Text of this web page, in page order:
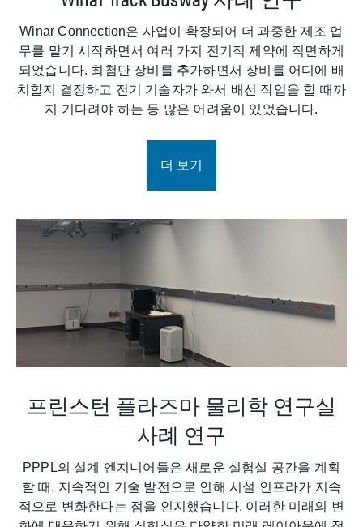
Winar Connection은 사업이 확장되어 더 과중한 제조 업
무를 맡기 시작하면서 여러 가지 전기적 제약에 직면하게
되었습니다. 최첨단 장비를 추가하면서 장비를 어디에 배
치할지 결정하고 전기 기술자가 와서 배선 작업을 할 때까
지 기다려야 하는 등 많은 어려움이 있었습니다.
더 보기
프린스턴 플라즈마 물리학 연구실
사례 연구
PPPL의 설계 엔지니어들은 새로운 실험실 공간을 계획
할 때, 지속적인 기술 발전으로 인해 시설 인프라가 지속
적으로 변화한다는 점을 인지했습니다. 이러한 미래의 변